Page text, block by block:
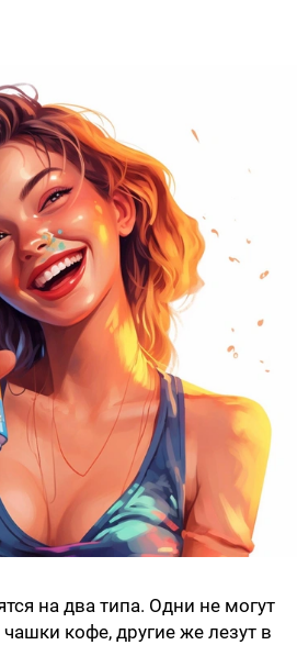
на два типа. Одни не могут
чашки кофе, другие же лезут в